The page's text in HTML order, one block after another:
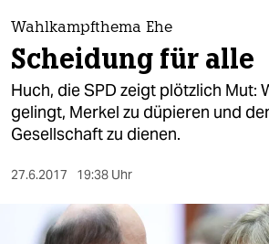
themen
politik
öko
sport
Wahlkampfthema Ehe
Scheidung für alle
Huch, die SPD zeigt plötzlich Mut:
gelingt, Merkel zu düpieren und
Gesellschaft zu dienen.
27.6.2017 19:38 Uhr